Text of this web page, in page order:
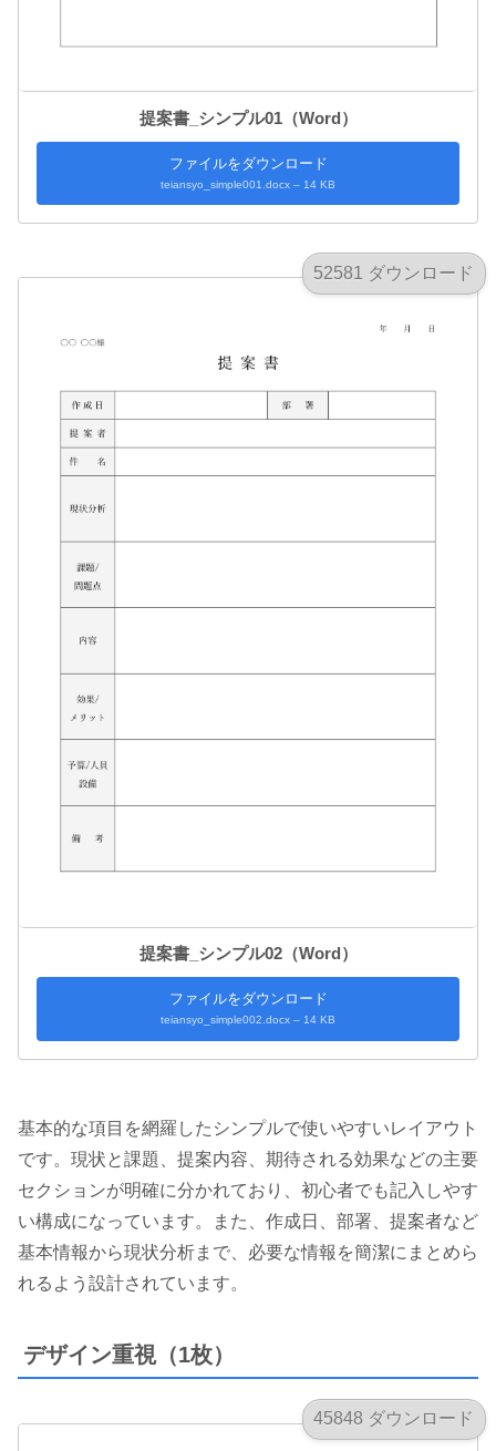
提案書_シンプル01（Word）
ファイルをダウンロード
teiansyo_simple001.docx – 14 KB
52581 ダウンロード
提案書_シンプル02（Word）
ファイルをダウンロード
teiansyo_simple002.docx – 14 KB
基本的な項目を網羅したシンプルで使いやすいレイアウト
です。現状と課題、提案内容、期待される効果などの主要
セクションが明確に分かれており、初心者でも記入しやす
い構成になっています。また、作成日、部署、提案者など
基本情報から現状分析まで、必要な情報を簡潔にまとめら
れるよう設計されています。
デザイン重視（1枚）
45848 ダウンロード